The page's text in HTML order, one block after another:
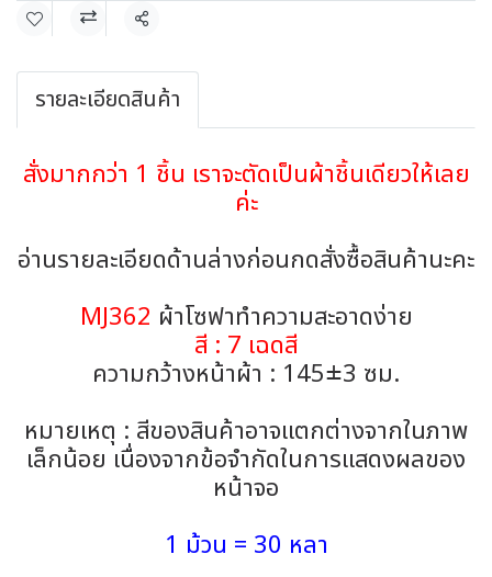
แชร์
รายละเอียดสินค้า
สั่งมากกว่า 1 ชิ้น เราจะตัดเป็นผ้าชิ้นเดียวให้เลย
ค่ะ
อ่านรายละเอียดด้านล่างก่อนกดสั่งซื้อสินค้านะคะ
MJ362 ผ้าโซฟาทำความสะอาดง่าย
สี : 7 เฉดสี
ความกว้างหน้าผ้า : 145±3 ซม.
หมายเหตุ : สีของสินค้าอาจแตกต่างจากในภาพ
เล็กน้อย เนื่องจากข้อจำกัดในการแสดงผลของ
หน้าจอ
1 ม้วน = 30 หลา